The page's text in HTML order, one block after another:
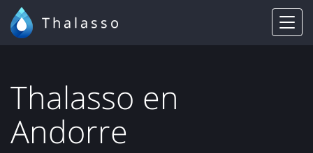
Thalasso
Thalasso en
Andorre